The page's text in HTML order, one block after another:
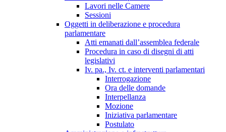
Lavori nelle Camere
Sessioni
Oggetti in deliberazione e procedura
parlamentare
Atti emanati dall’assemblea federale
Procedura in caso di disegni di atti
legislativi
Iv. pa., Iv. ct. e interventi parlamentari
Interrogazione
Ora delle domande
Interpellanza
Mozione
Iniziativa parlamentare
Postulato